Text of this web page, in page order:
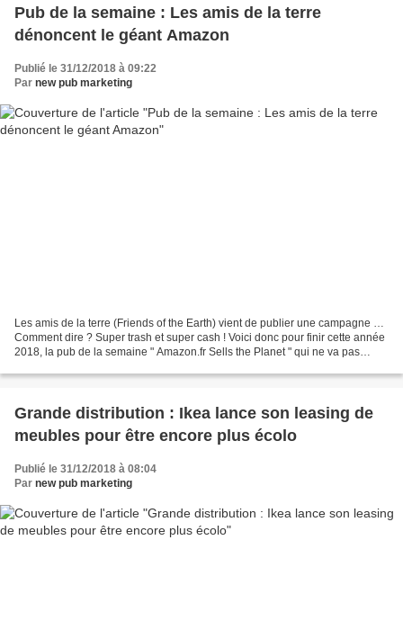
Pub de la semaine : Les amis de la terre
dénoncent le géant Amazon
Publié le 31/12/2018 à 09:22
Par new pub marketing
Les amis de la terre (Friends of the Earth) vient de publier une campagne …
Comment dire ? Super trash et super cash ! Voici donc pour finir cette année
2018, la pub de la semaine " Amazon.fr Sells the Planet " qui ne va pas
Grande distribution : Ikea lance son leasing de
meubles pour être encore plus écolo
Publié le 31/12/2018 à 08:04
Par new pub marketing